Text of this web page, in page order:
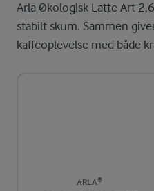
Arla Økologisk Latte Art
stabilt skum. Sammen
kaffeoplevelse med både
ARLA®